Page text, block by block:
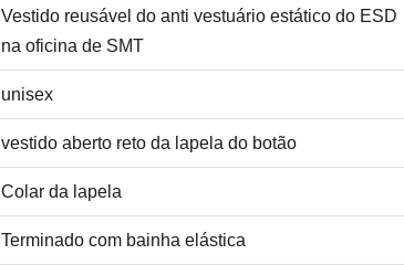
Vestido reusável do anti vestuário estático do ESD
na oficina de SMT
unisex
vestido aberto reto da lapela do botão
Colar da lapela
Terminado com bainha elástica